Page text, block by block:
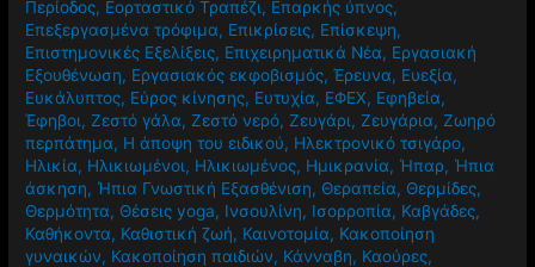
Περίοδος, Εορταστικό Τραπέζι, Επαρκής ύπνος,
Επεξεργασμένα τρόφιμα, Επικρίσεις, Επίσκεψη,
Επιστημονικές Εξελίξεις, Επιχειρηματικά Νέα, Εργασιακή
Εξουθένωση, Εργασιακός εκφοβισμός,Έρευνα, Ευεξία,
Ευκάλυπτος, Εύρος κίνησης, Ευτυχία, ΕΦΕΧ, Εφηβεία,
Έφηβοι,Ζεστό γάλα,Ζεστό νερό,Ζευγάρι,Ζευγάρια,Ζωηρό
περπάτημα, Η άποψη του ειδικού, Ηλεκτρονικό τσιγάρο,
Ηλικία, Ηλικιωμένοι, Ηλικιωμένος, Ημικρανία, Ήπαρ, Ήπια
άσκηση, Ήπια Γνωστική Εξασθένιση, Θεραπεία, Θερμίδες,
Θερμότητα, Θέσεις yoga, Ινσουλίνη, Ισορροπία, Καβγάδες,
Καθήκοντα, Καθιστική ζωή, Καινοτομία, Κακοποίηση
γυναικών, Κακοποίηση παιδιών, Κάνναβη, Καούρες,